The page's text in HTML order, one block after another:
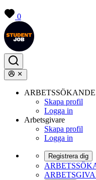
0
ARBETSSÖKANDE
Skapa profil
Logga in
Arbetsgivare
Skapa profil
Logga in
Registrera dig